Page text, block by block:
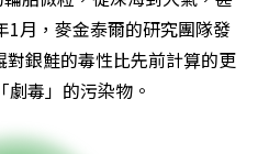
1月，麥金泰爾的研究團隊發
銀鮭的毒性比先前計算的更
毒」的污染物。